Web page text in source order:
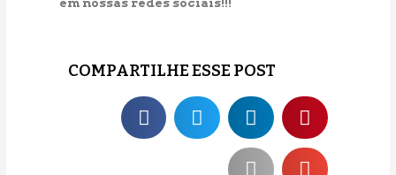
COMPARTILHE ESSE POST